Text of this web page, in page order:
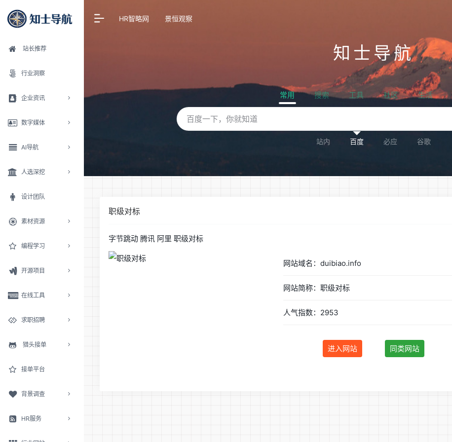
站长推荐
行业洞察
企业资讯
数字媒体
AI导航
人选深挖
设计团队
素材资源
编程学习
开源项目
在线工具
求职招聘
猎头接单
接单平台
背景调查
HR服务
HR智略网 景恒观察
知士导航
常用 搜索 工具 社区 生活
站内 百度 必应 谷歌
职级对标
字节跳动 腾讯 阿里 职级对标
网站域名：duibiao.info
网站简称：职级对标
人气指数：2953
进入网站 同类网站